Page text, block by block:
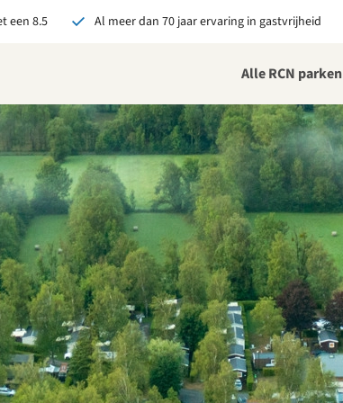
een 8.5 Al meer dan 70 jaar ervaring in gastvrijheid
Alle RCN parken
bij RCN boekt, krijg je:
De beste prijsgarantie
Exclusieve voordelen
Persoonlijk contact
alle voordelen